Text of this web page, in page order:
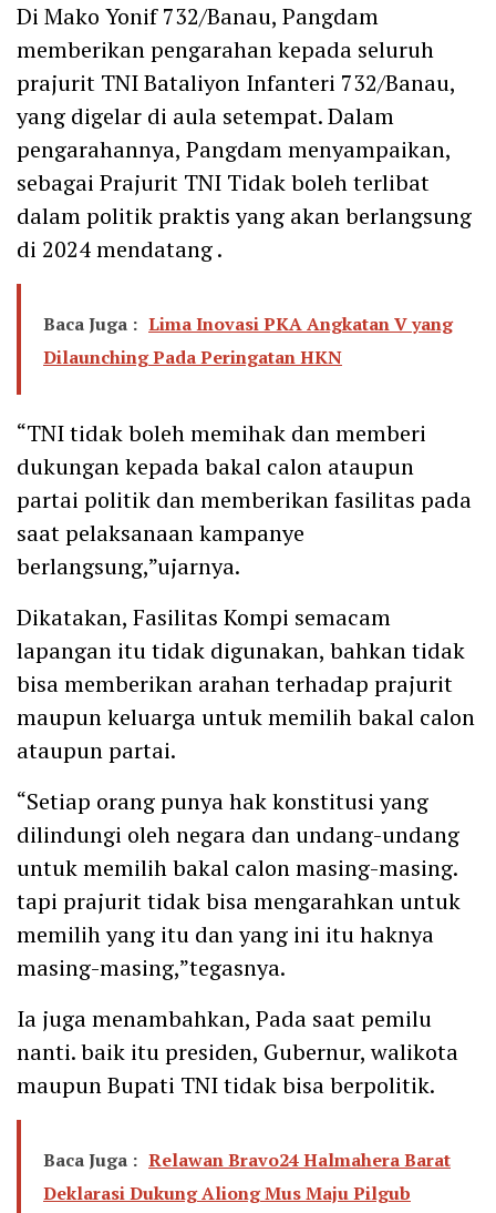
Di Mako Yonif 732/Banau, Pangdam
memberikan pengarahan kepada seluruh
prajurit TNI Bataliyon Infanteri 732/Banau,
yang digelar di aula setempat. Dalam
pengarahannya, Pangdam menyampaikan,
sebagai Prajurit TNI Tidak boleh terlibat
dalam politik praktis yang akan berlangsung
di 2024 mendatang .
Baca Juga : Lima Inovasi PKA Angkatan V yang
Dilaunching Pada Peringatan HKN
“TNI tidak boleh memihak dan memberi
dukungan kepada bakal calon ataupun
partai politik dan memberikan fasilitas pada
saat pelaksanaan kampanye
berlangsung,”ujarnya.
Dikatakan, Fasilitas Kompi semacam
lapangan itu tidak digunakan, bahkan tidak
bisa memberikan arahan terhadap prajurit
maupun keluarga untuk memilih bakal calon
ataupun partai.
“Setiap orang punya hak konstitusi yang
dilindungi oleh negara dan undang-undang
untuk memilih bakal calon masing-masing.
tapi prajurit tidak bisa mengarahkan untuk
memilih yang itu dan yang ini itu haknya
masing-masing,”tegasnya.
Ia juga menambahkan, Pada saat pemilu
nanti. baik itu presiden, Gubernur, walikota
maupun Bupati TNI tidak bisa berpolitik.
Baca Juga : Relawan Bravo24 Halmahera Barat
Deklarasi Dukung Aliong Mus Maju Pilgub